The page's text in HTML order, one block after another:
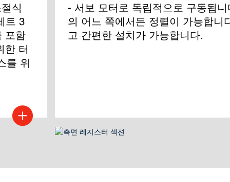
식
트 3
포함
한 터
를 위
- 서보 모터로 독립적으로 구동됩
의 어느 쪽에서든 정렬이 가능합니
고 간편한 설치가 가능합니다.